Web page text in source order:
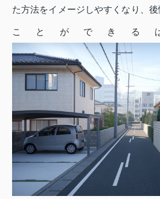
た方法をイメージしやすくなり、
ことができる